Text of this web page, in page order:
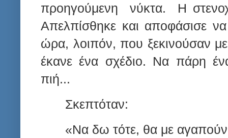
προηγούμενη
νύκτα.
Η
Απελπίσθηκε και αποφάσισε
ώρα, λοιπόν, που ξεκινούσαν
έκανε ένα σχέδιο. Να πάρη
πιή...
Σκεπτόταν:
«Να δω τότε, θα με